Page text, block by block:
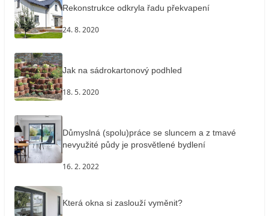
Rekonstrukce odkryla řadu překvapení
24. 8. 2020
Jak na sádrokartonový podhled
18. 5. 2020
Důmyslná (spolu)práce se sluncem a z tmavé
nevyužité půdy je prosvětlené bydlení
16. 2. 2022
Která okna si zaslouží vyměnit?